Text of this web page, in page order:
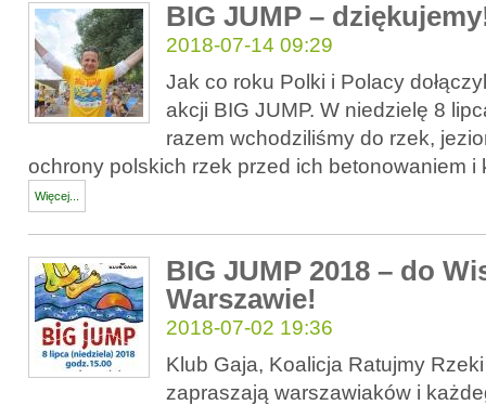
BIG JUMP –
2018-07-14 09:29
Jak co roku Polki i Polacy
akcji BIG JUMP. W niedzielę 8
razem wchodziliśmy do rzek,
ochrony polskich rzek przed ich betonowaniem i
Więcej...
BIG JUMP 2018 – do
Warszawie!
2018-07-02 19:36
Klub Gaja, Koalicja Ratujmy
zapraszają warszawiaków i